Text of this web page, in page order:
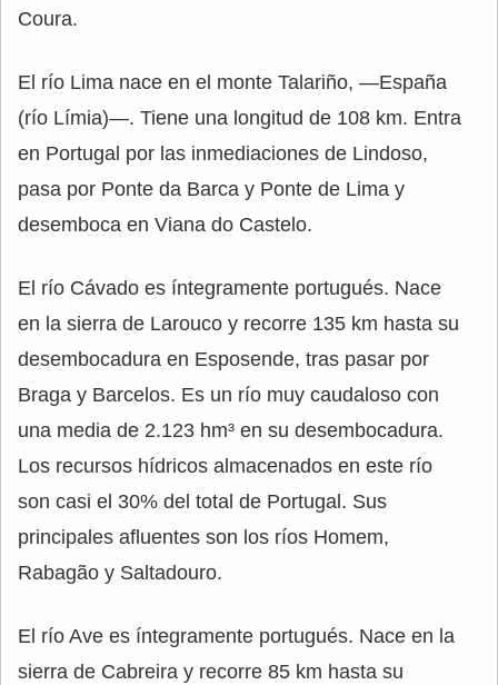
Coura.
El río Lima nace en el monte Talariño, —España
(río Límia)—. Tiene una longitud de 108 km. Entra
en Portugal por las inmediaciones de Lindoso,
pasa por Ponte da Barca y Ponte de Lima y
desemboca en Viana do Castelo.
El río Cávado es íntegramente portugués. Nace
en la sierra de Larouco y recorre 135 km hasta su
desembocadura en Esposende, tras pasar por
Braga y Barcelos. Es un río muy caudaloso con
una media de 2.123 hm³ en su desembocadura.
Los recursos hídricos almacenados en este río
son casi el 30% del total de Portugal. Sus
principales afluentes son los ríos Homem,
Rabagão y Saltadouro.
El río Ave es íntegramente portugués. Nace en la
sierra de Cabreira y recorre 85 km hasta su